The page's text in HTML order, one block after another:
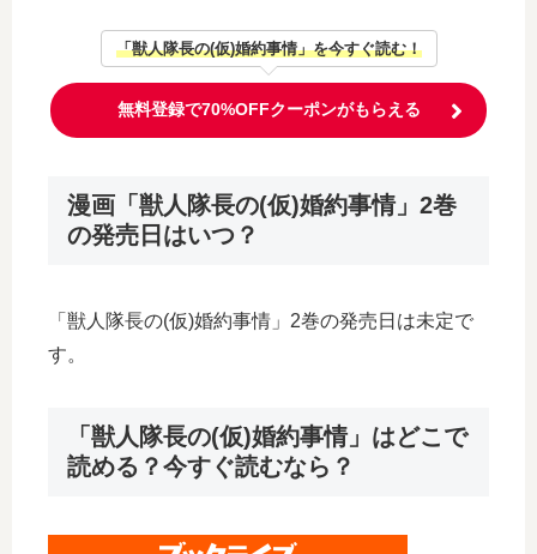
「獣人隊長の(仮)婚約事情」を今すぐ読む！
無料登録で70%OFFクーポンがもらえる
漫画「獣人隊長の(仮)婚約事情」2巻
の発売日はいつ？
「獣人隊長の(仮)婚約事情」2巻の発売日は未定で
す。
「獣人隊長の(仮)婚約事情」はどこで
読める？今すぐ読むなら？